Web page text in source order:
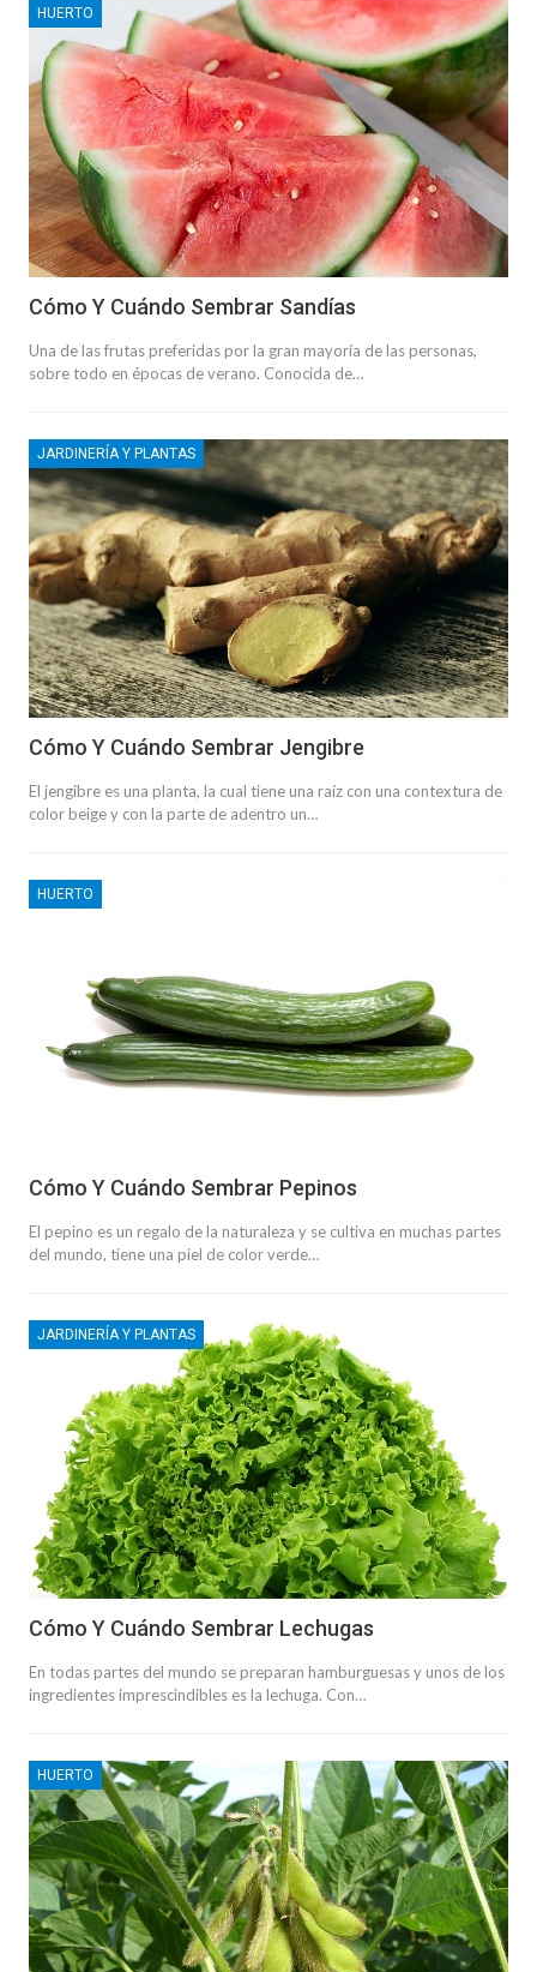
HUERTO
Cómo Y Cuándo Sembrar Sandías
Una de las frutas preferidas por la gran mayoría de las personas,
sobre todo en épocas de verano. Conocida de…
JARDINERÍA Y PLANTAS
Cómo Y Cuándo Sembrar Jengibre
El jengibre es una planta, la cual tiene una raíz con una contextura de
color beige y con la parte de adentro un…
HUERTO
Cómo Y Cuándo Sembrar Pepinos
El pepino es un regalo de la naturaleza y se cultiva en muchas partes
del mundo, tiene una piel de color verde…
JARDINERÍA Y PLANTAS
Cómo Y Cuándo Sembrar Lechugas
En todas partes del mundo se preparan hamburguesas y unos de los
ingredientes imprescindibles es la lechuga. Con…
HUERTO